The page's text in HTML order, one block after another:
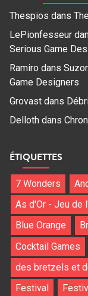
Thespios dans
LePionfesseur
Serious Game
Ramiro dans
Game Designers
Grovast dans
Delloth dans
ÉTIQUETTES
7 Wonders
As d'Or - Jeu de
Blue Orange
Cocktail Games
des bretzels et
Festival